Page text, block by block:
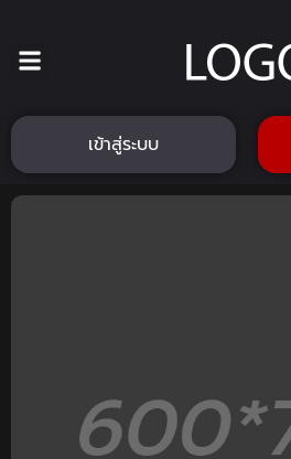
เข้าสู่ระบบ